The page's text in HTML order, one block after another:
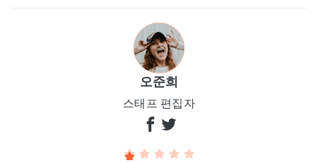
오준희
스태프 편집자